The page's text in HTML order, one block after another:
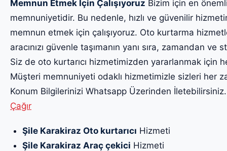
Memnun Etmek İçin Çalışıyoruz Bizim için en
memnuniyetidir. Bu nedenle, hızlı ve güvenilir
memnun etmek için çalışıyoruz. Oto kurtarma
aracınızı güvenle taşımanın yanı sıra, zamandan
Siz de oto kurtarıcı hizmetimizden yararlanmak için
Müşteri memnuniyeti odaklı hizmetimizle sizleri her
Konum Bilgilerinizi Whatsapp Üzerinden
Çağır
Şile Karakiraz Oto kurtarıcı Hizmeti
Şile Karakiraz Araç çekici Hizmeti